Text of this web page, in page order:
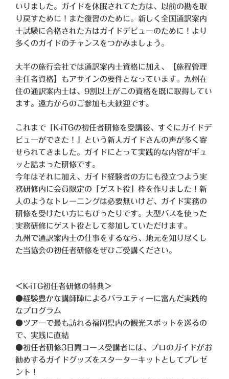
いりました。ガイドを休眠されてた方は、以前の勘を取
り戻すために！また復習のために。新しく全国通訳案内
士試験に合格された方はガイドデビューのために！より
多くのガイドのチャンスをつかみましょう。
大半の旅行会社では通訳案内士資格に加え、【旅程管理
主任者資格】もアサインの要件となっています。九州在
住の通訳案内士は、9割以上がこの資格を既に取得してい
ます。遠方からのご参加も大歓迎です。
これまで「K-iTGの初任者研修を受講後、すぐにガイドデ
ビューができた！」という新人ガイドさんの声が多く寄
せられてきました。ガイドにとって実践的な内容がギュ
ッと詰まった研修です。
今年はそれに加え、ガイド経験者の方にも役立つよう実
務研修内に会員限定の「ゲスト役」枠を作りました！新
人のようなトレーニングは必要無いけど、ガイド実務の
研修を受けたい方にもぴったりです。大型バスを使った
実務研修にゲスト役として参加していただけます。
九州で通訳案内士の仕事をするなら、地元を知り尽くし
た当協会の初任者研修をぜひご受講ください。
＜K-iTG初任者研修の特典＞
●経験豊かな講師陣によるバラエティーに富んだ実践的
なプログラム
●ツアーで最も訪れる福岡県内の観光スポットを巡るの
で、実践に直結
●初任者研修3日間コース受講者には、プロのガイドがお
勧めするガイドグッズをスターターキットとしてプレゼ
ント！